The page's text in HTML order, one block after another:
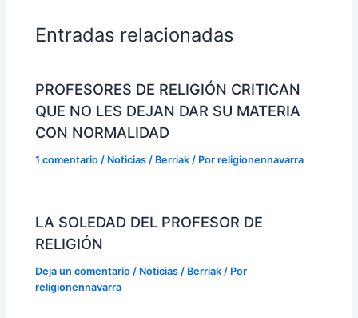
Entradas relacionadas
PROFESORES DE RELIGIÓN CRITICAN
QUE NO LES DEJAN DAR SU MATERIA
CON NORMALIDAD
1 comentario / Noticias / Berriak / Porreligionennavarra
LA SOLEDAD DEL PROFESOR DE
RELIGIÓN
Deja un comentario / Noticias / Berriak / Por
religionennavarra